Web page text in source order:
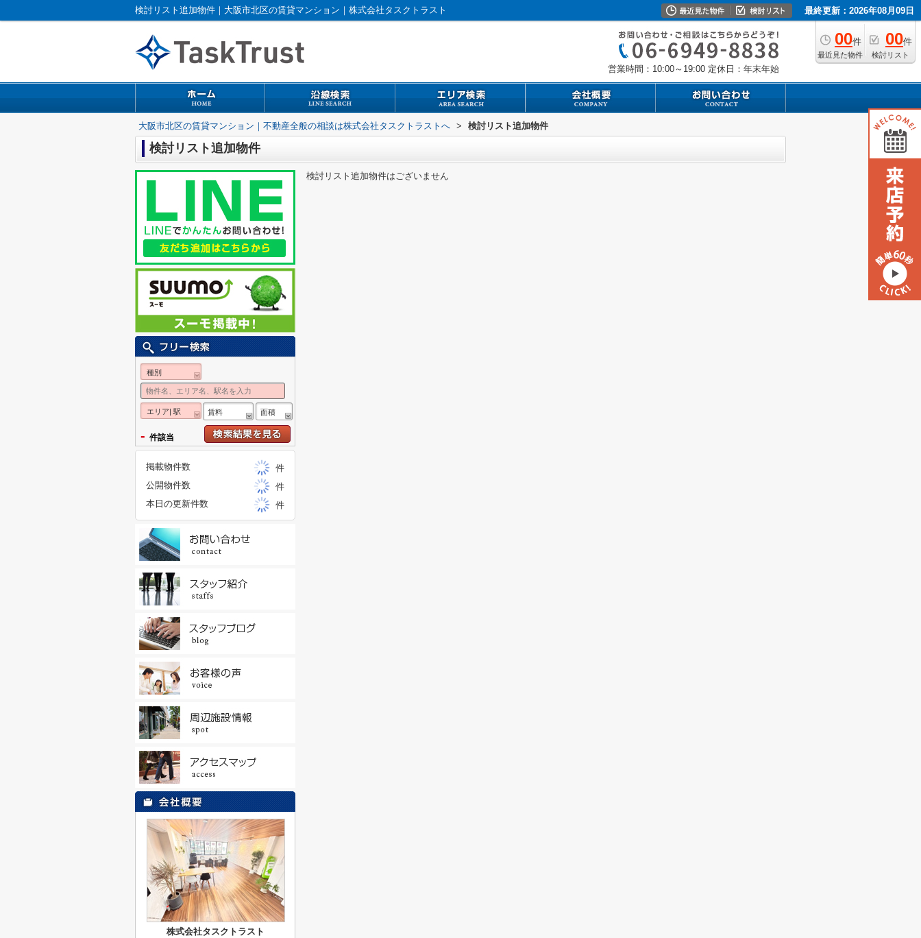
検討リスト追加物件｜大阪市北区の賃貸マンション｜株式会社タスクトラスト 最終更新：2026年08月09日
00件
最近見た物件
00件
検討リスト
営業時間：10:00～19:00 定休日：年末年始
大阪市北区の賃貸マンション｜不動産全般の相談は株式会社タスクトラストへ > 検討リスト追加物件
検討リスト追加物件
検討リスト追加物件はございません
種別
エリア| 駅 賃料 面積
- 件該当
掲載物件数
件
公開物件数
件
本日の更新件数
件
株式会社タスクトラスト